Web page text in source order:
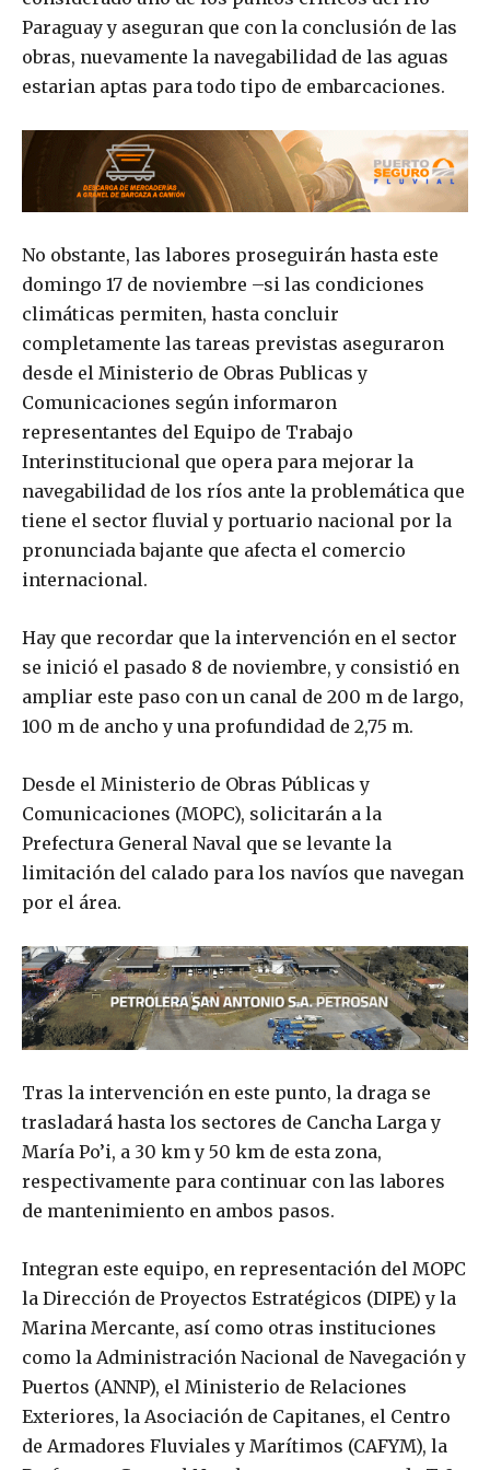
Paraguay y aseguran que con la conclusión de las
obras, nuevamente la navegabilidad de las aguas
estarian aptas para todo tipo de embarcaciones.
No obstante, las labores proseguirán hasta este
domingo 17 de noviembre –si las condiciones
climáticas permiten, hasta concluir
completamente las tareas previstas aseguraron
desde el Ministerio de Obras Publicas y
Comunicaciones según informaron
representantes del Equipo de Trabajo
Interinstitucional que opera para mejorar la
navegabilidad de los ríos ante la problemática que
tiene el sector fluvial y portuario nacional por la
pronunciada bajante que afecta el comercio
internacional.
Hay que recordar que la intervención en el sector
se inició el pasado 8 de noviembre, y consistió en
ampliar este paso con un canal de 200 m de largo,
100 m de ancho y una profundidad de 2,75 m.
Desde el Ministerio de Obras Públicas y
Comunicaciones (MOPC), solicitarán a la
Prefectura General Naval que se levante la
limitación del calado para los navíos que navegan
por el área.
Tras la intervención en este punto, la draga se
trasladará hasta los sectores de Cancha Larga y
María Po’i, a 30 km y 50 km de esta zona,
respectivamente para continuar con las labores
de mantenimiento en ambos pasos.
Integran este equipo, en representación del MOPC
la Dirección de Proyectos Estratégicos (DIPE) y la
Marina Mercante, así como otras instituciones
como la Administración Nacional de Navegación y
Puertos (ANNP), el Ministerio de Relaciones
Exteriores, la Asociación de Capitanes, el Centro
de Armadores Fluviales y Marítimos (CAFYM), la